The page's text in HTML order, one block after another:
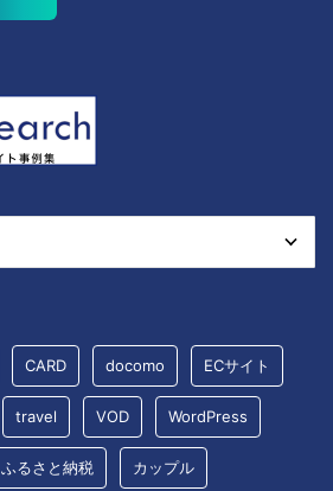
CARD docomo ECサイト
travel VOD WordPress
ふるさと納税 カップル